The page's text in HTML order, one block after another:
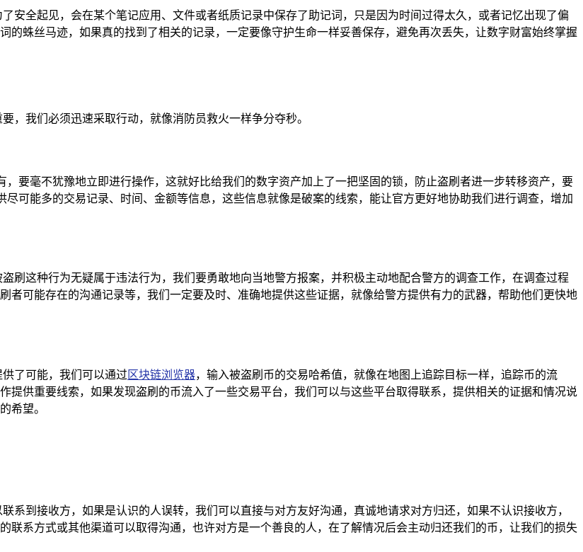
安全起见，会在某个笔记应用、文件或者纸质记录中保存了助记词，只是因为时间过得太久，或者记忆出现了偏
的蛛丝马迹，如果真的找到了相关的记录，一定要像守护生命一样妥善保存，避免再次丢失，让数字财富始终掌握
，我们必须迅速采取行动，就像消防员救火一样争分夺秒。
要毫不犹豫地立即进行操作，这就好比给我们的数字资产加上了一把坚固的锁，防止盗刷者进一步转移资产，要
可能多的交易记录、时间、金额等信息，这些信息就像是破案的线索，能让官方更好地协助我们进行调查，增加
刷这种行为无疑属于违法行为，我们要勇敢地向当地警方报案，并积极主动地配合警方的调查工作，在调查过程
者可能存在的沟通记录等，我们一定要及时、准确地提供这些证据，就像给警方提供有力的武器，帮助他们更快地
了可能，我们可以通过 区块链浏览器，输入被盗刷币的交易哈希值，就像在地图上追踪目标一样，追踪币的流
提供重要线索，如果发现盗刷的币流入了一些交易平台，我们可以与这些平台取得联系，提供相关的证据和情况说
希望。
系到接收方，如果是认识的人误转，我们可以直接与对方友好沟通，真诚地请求对方归还，如果不认识接收方，
联系方式或其他渠道可以取得沟通，也许对方是一个善良的人，在了解情况后会主动归还我们的币，让我们的损失